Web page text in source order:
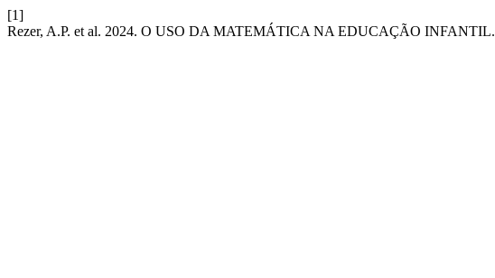
[1]
Rezer, A.P. et al. 2024. O USO DA MATEMÁTICA NA EDUCAÇÃO INFANTIL.